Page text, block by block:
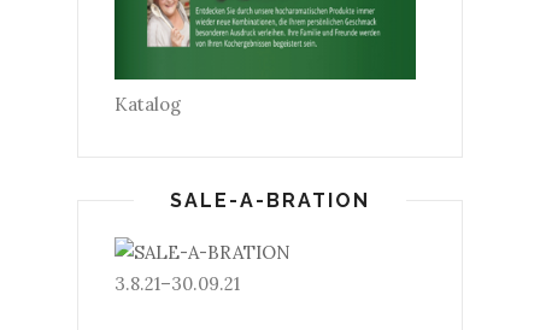
Katalog
SALE-A-BRATION
3.8.21–30.09.21